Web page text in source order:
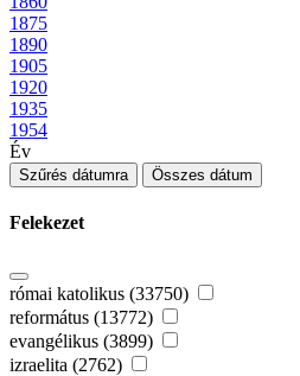
1875
1890
1905
1920
1935
1954
Év
Szűrés dátumra Összes dátum
Felekezet
római katolikus (33750)
református (13772)
evangélikus (3899)
izraelita (2762)